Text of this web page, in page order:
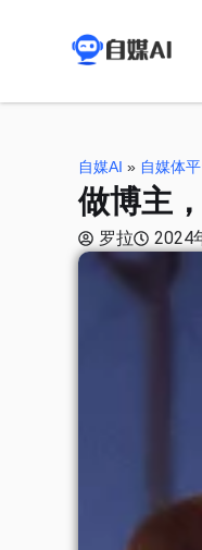
自媒AI » 自媒体
做博主
罗拉 2024